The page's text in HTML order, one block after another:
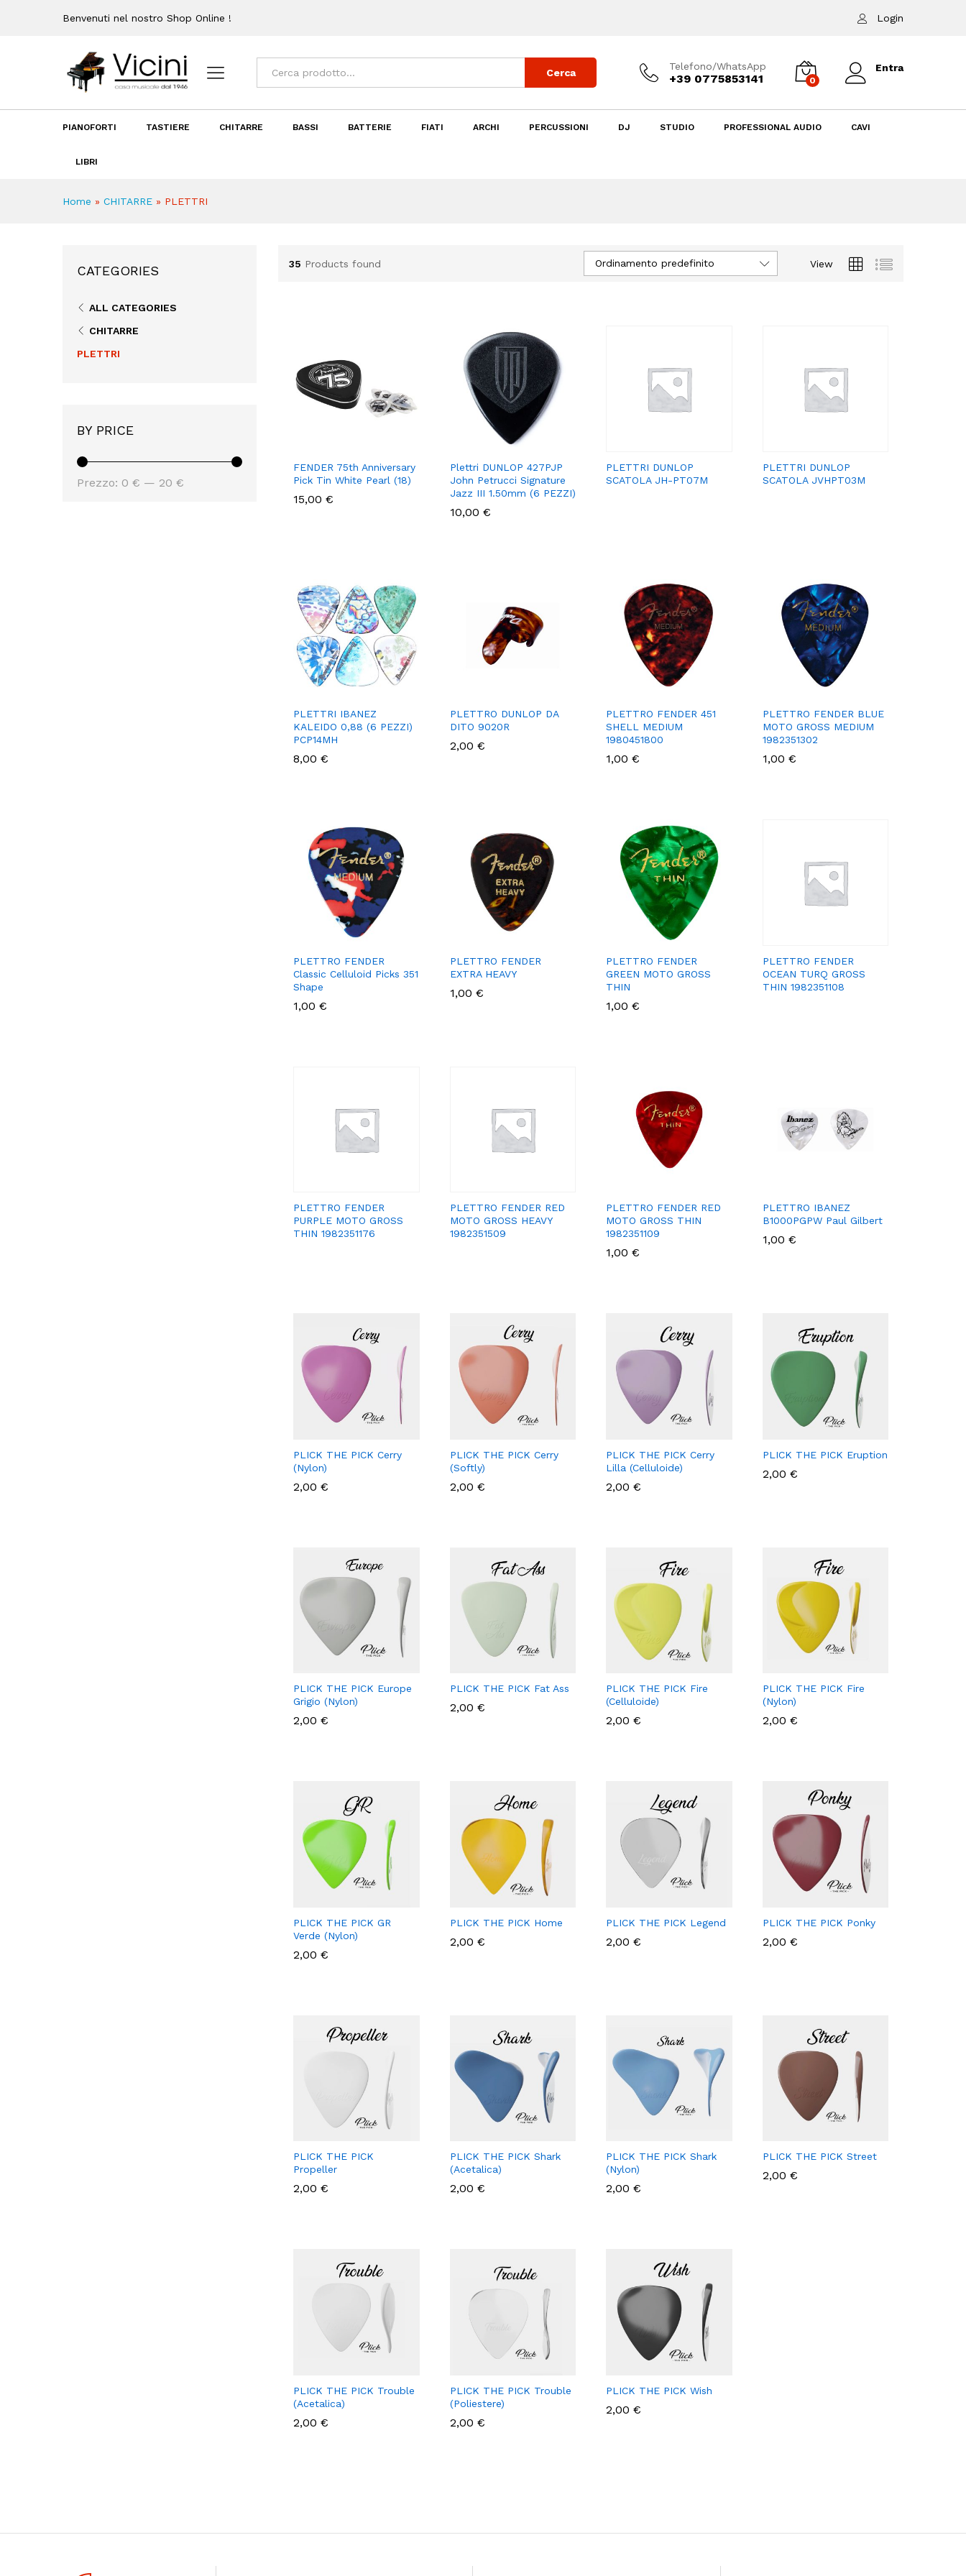
Benvenuti nel nostro Shop Online ! Login
Categorie Cerca
Telefono/WhatsApp
+39 0775853141 0
Entra
PIANOFORTI TASTIERE CHITARRE BASSI BATTERIE FIATI ARCHI PERCUSSIONI DJ STUDIO PROFESSIONAL AUDIO CAVI
LIBRI
Home » CHITARRE » PLETTRI
35 Products found View
Ordinamento predefinito
FENDER 75th Anniversary
Pick Tin White Pearl (18)
15,00 €
15,00 €
Plettri DUNLOP 427PJP
John Petrucci Signature
Jazz III 1.50mm (6 PEZZI)
10,00 €
10,00 €
PLETTRI DUNLOP
SCATOLA JH-PT07M
PLETTRI DUNLOP
SCATOLA JVHPT03M
PLETTRI IBANEZ
KALEIDO 0,88 (6 PEZZI)
PCP14MH
8,00 €
8,00 €
PLETTRO DUNLOP DA
DITO 9020R
2,00 €
2,00 €
PLETTRO FENDER 451
SHELL MEDIUM
1980451800
1,00 €
1,00 €
PLETTRO FENDER BLUE
MOTO GROSS MEDIUM
1982351302
1,00 €
1,00 €
PLETTRO FENDER
Classic Celluloid Picks 351
Shape
1,00 €
1,00 €
PLETTRO FENDER
EXTRA HEAVY
1,00 €
1,00 €
PLETTRO FENDER
GREEN MOTO GROSS
THIN
1,00 €
1,00 €
PLETTRO FENDER
OCEAN TURQ GROSS
THIN 1982351108
PLETTRO FENDER
PURPLE MOTO GROSS
THIN 1982351176
PLETTRO FENDER RED
MOTO GROSS HEAVY
1982351509
PLETTRO FENDER RED
MOTO GROSS THIN
1982351109
1,00 €
1,00 €
PLETTRO IBANEZ
B1000PGPW Paul Gilbert
1,00 €
1,00 €
PLICK THE PICK Cerry
(Nylon)
2,00 €
2,00 €
PLICK THE PICK Cerry
(Softly)
2,00 €
2,00 €
PLICK THE PICK Cerry
Lilla (Celluloide)
2,00 €
2,00 €
PLICK THE PICK Eruption
2,00 €
2,00 €
PLICK THE PICK Europe
Grigio (Nylon)
2,00 €
2,00 €
PLICK THE PICK Fat Ass
2,00 €
2,00 €
PLICK THE PICK Fire
(Celluloide)
2,00 €
2,00 €
PLICK THE PICK Fire
(Nylon)
2,00 €
2,00 €
PLICK THE PICK GR
Verde (Nylon)
2,00 €
2,00 €
PLICK THE PICK Home
2,00 €
2,00 €
PLICK THE PICK Legend
2,00 €
2,00 €
PLICK THE PICK Ponky
2,00 €
2,00 €
PLICK THE PICK
Propeller
2,00 €
2,00 €
PLICK THE PICK Shark
(Acetalica)
2,00 €
2,00 €
PLICK THE PICK Shark
(Nylon)
2,00 €
2,00 €
PLICK THE PICK Street
2,00 €
2,00 €
PLICK THE PICK Trouble
(Acetalica)
2,00 €
2,00 €
PLICK THE PICK Trouble
(Poliestere)
2,00 €
2,00 €
PLICK THE PICK Wish
2,00 €
2,00 €
CATEGORIES
ALL CATEGORIES
CHITARRE
PLETTRI
BY PRICE
Prezzo: 0 € — 20 €